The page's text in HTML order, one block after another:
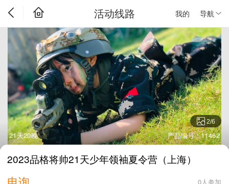
我的 导航
活动线路
2/6
21天20晚 产品编号：11462
2023品格将帅21天少年领袖夏令营（上海）
0人参加